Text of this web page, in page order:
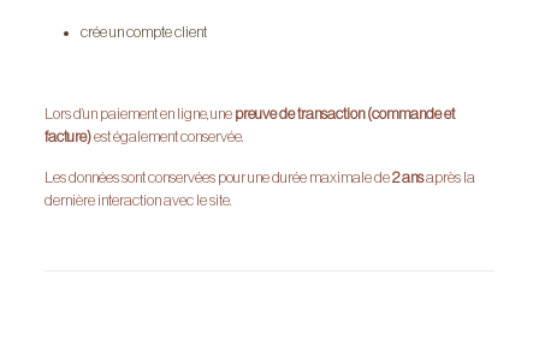
crée un compte client
Lors d’un paiement en ligne, une preuve de transaction (commande et
facture)est également conservée.
Les données sont conservées pour une durée maximale de2 ansaprès la
dernière interaction avec le site.